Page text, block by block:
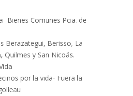
Bienes Comunes Pcia. de
Berazategui, Berisso, La
Quilmes y San Nicoás.
por la vida- Fuera la